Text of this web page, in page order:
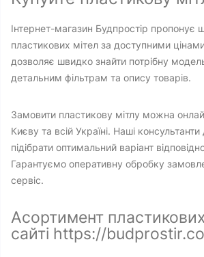
Інтернет-магазин Будпростір пропонує
пластикових мітел за доступними
дозволяє швидко знайти потрібну
детальним фільтрам та опису товарів.
Замовити пластикову мітлу можна
Києву та всій Україні. Наші
підібрати оптимальний варіант
Гарантуємо оперативну обробку
сервіс.
Асортимент
сайті https://